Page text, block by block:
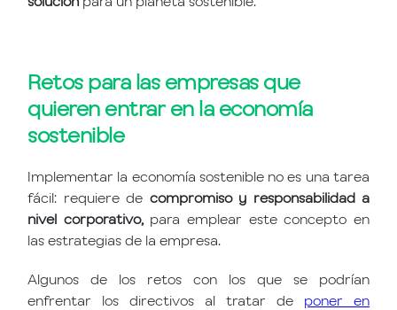
Retos para las empresas que
quieren entrar en la economía
sostenible
Implementar la economía sostenible no es una tarea
fácil: requiere de compromiso y responsabilidad a
nivel corporativo,para emplear este concepto en
las estrategias de la empresa.
Algunos de los retos con los que se podrían
enfrentar los directivos al tratar de poner en